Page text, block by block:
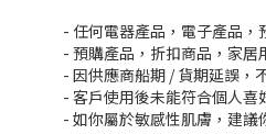
- 任何電器產品，電子產品，
- 預購產品，折扣商品，家居
- 因供應商船期 / 貨期延誤，
- 客戶使用後未能符合個人喜
- 如你屬於敏感性肌膚，建議